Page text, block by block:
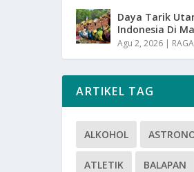
Daya Tarik
Indonesia Di
Agu 2, 2026 |
ARTIKEL TAG
ALKOHOL
ATLETIK BALAPAN